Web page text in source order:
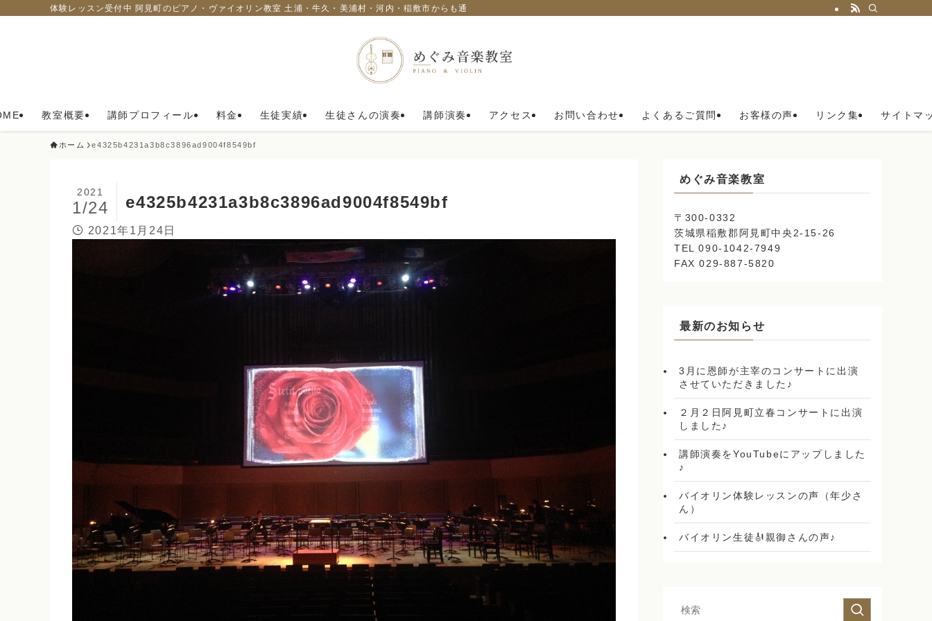
体験レッスン受付中 阿見町のピアノ・ヴァイオリン教室 土浦・牛久・美浦村・河内・稲敷市からも通われています。
教室概要 講師プロフィール 料金 生徒実績 生徒さんの演奏 講師演奏 アクセス お問い合わせ よくあるご質問 お客様の声 リンク集 サイトマ
ホーム e4325b4231a3b8c3896ad9004f8549bf
e4325b4231a3b8c3896ad9004f8549bf
2021
1/24
2021年1月24日
めぐみ音楽教室
〒300-0332
茨城県稲敷郡阿見町中央2-15-26
TEL 090-1042-7949
FAX 029-887-5820
最新のお知らせ
3月に恩師が主宰のコンサートに出演
させていただきました♪
２月２日阿見町立春コンサートに出演
しました♪
講師演奏をYouTubeにアップしました
♪
バイオリン体験レッスンの声（年少さ
ん）
バイオリン生徒🎻親御さんの声♪